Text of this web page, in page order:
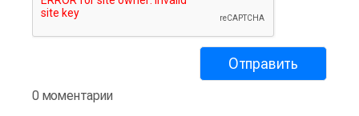
0 моментарии